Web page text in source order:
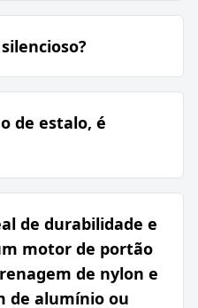
de estalo, é
de durabilidade e
motor de portão
de nylon e
de alumínio ou